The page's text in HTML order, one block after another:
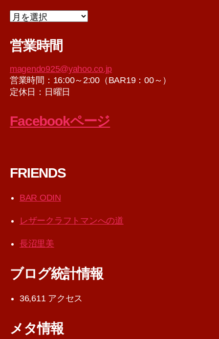
ア
ー
イ
営業時間
magendo925@yahoo.co.jp
営業時間：16:00～2:00（BAR19：00～）
定休日：日曜日
Facebookページ
FRIENDS
BAR ODIN
レザークラフトマンへの道
長沼里美
ブログ統計情報
36,611 アクセス
メタ情報